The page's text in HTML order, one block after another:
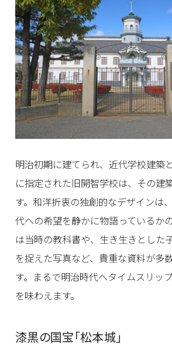
明治初期に建てられ、近代学校建築
に指定された旧開智学校は、その建
す。和洋折衷の独創的なデザインは
代への希望を静かに物語っているか
は当時の教科書や、生き生きとした
を捉えた写真など、貴重な資料が多
す。まるで明治時代へタイムスリッ
を味わえます。
漆黒の国宝「松本城」